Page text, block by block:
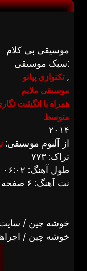
موسیقی بی کلام
سبک موسیقی:
تکنوازی پیانو,
موسیقی ملایم
همراه با انگشت
متوسط
۲۰۱۴
از آلبوم موسیقی:
تراک: ۷۷۳
طول آهنگ: ۰۶:۰۲
نت آهنگ: ۶ صفحه
خوشه چین / سایت
خوشه چین /